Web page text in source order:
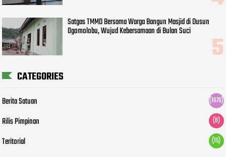
Satgas TMMD Bersama Warga Bangun Masjid di Dusun
Ogomolobu, Wujud Kebersamaan di Bulan Suci
CATEGORIES
Berita Satuan (1670)
Rilis Pimpinan (8)
Teritorial (15)